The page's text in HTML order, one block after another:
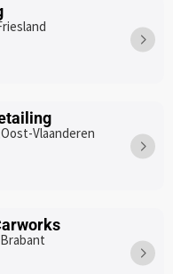
Oost-Vlaanderen